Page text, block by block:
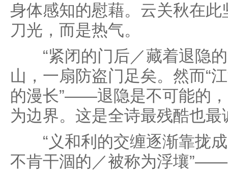
身体感知的慰藉。云关秋在
刀光，而是热气。
“紧闭的门后／藏着退隐
山，一扇防盗门足矣。然而“
的漫长”——退隐是不可能的
为边界。这是全诗最残酷也最
“义和利的交缠逐渐靠拢成
不肯干涸的／被称为浮壤